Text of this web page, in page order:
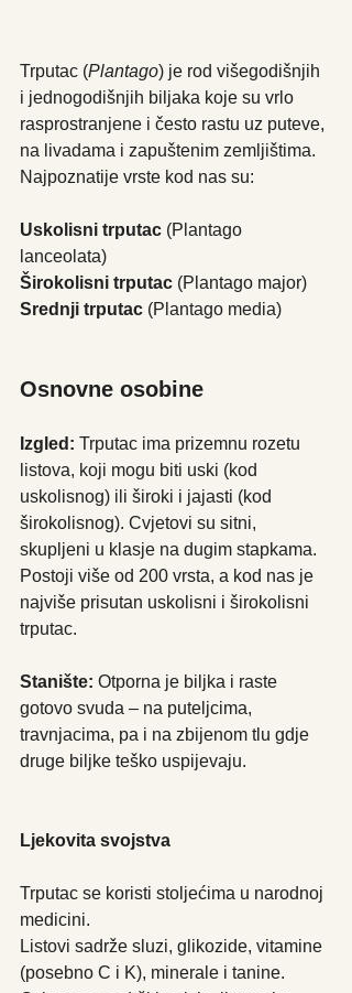
Trputac (Plantago) je rod višegodišnjih
i jednogodišnjih biljaka koje su vrlo
rasprostranjene i često rastu uz puteve,
na livadama i zapuštenim zemljištima.
Najpoznatije vrste kod nas su:
Uskolisni trputac (Plantago
lanceolata)
Širokolisni trputac (Plantago major)
Srednji trputac (Plantago media)
Osnovne osobine
Izgled: Trputac ima prizemnu rozetu
listova, koji mogu biti uski (kod
uskolisnog) ili široki i jajasti (kod
širokolisnog). Cvjetovi su sitni,
skupljeni u klasje na dugim stapkama.
Postoji više od 200 vrsta, a kod nas je
najviše prisutan uskolisni i širokolisni
trputac.
Stanište: Otporna je biljka i raste
gotovo svuda – na puteljcima,
travnjacima, pa i na zbijenom tlu gdje
druge biljke teško uspijevaju.
Ljekovita svojstva
Trputac se koristi stoljećima u narodnoj
medicini.
Listovi sadrže sluzi, glikozide, vitamine
(posebno C i K), minerale i tanine.